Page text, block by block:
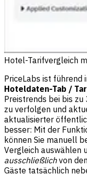
Hotel-Tarifvergleich
PriceLabs ist führend
Hoteldaten-Tab /
Preistrends bei bis
zu verfolgen und
aktualisierter
besser: Mit der
können Sie manuell
Vergleich auswählen
ausschließlichvon
Gäste tatsächlich